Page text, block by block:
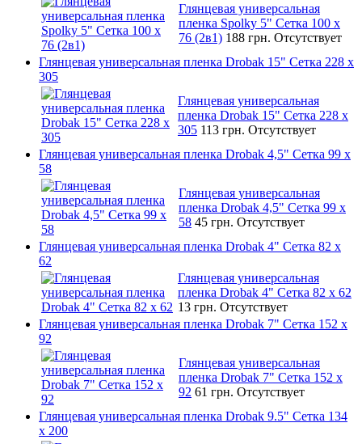
Глянцевая универсальная
пленка Spolky 5" Сетка 100 x
76 (2в1) 188 грн. Отсутствует
Глянцевая универсальная пленка Drobak 15" Сетка 228 x
305
Глянцевая универсальная
пленка Drobak 15" Сетка 228 x
305 113 грн. Отсутствует
Глянцевая универсальная пленка Drobak 4,5" Сетка 99 x
58
Глянцевая универсальная
пленка Drobak 4,5" Сетка 99 x
58 45 грн. Отсутствует
Глянцевая универсальная пленка Drobak 4" Сетка 82 x
62
Глянцевая универсальная
пленка Drobak 4" Сетка 82 x 62
13 грн. Отсутствует
Глянцевая универсальная пленка Drobak 7" Сетка 152 x
92
Глянцевая универсальная
пленка Drobak 7" Сетка 152 x
92 61 грн. Отсутствует
Глянцевая универсальная пленка Drobak 9.5" Сетка 134
x 200